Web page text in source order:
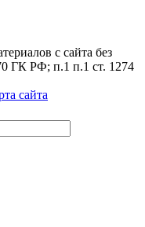
с сайта без
ГК РФ; п.1 п.1 ст. 1274
сайта